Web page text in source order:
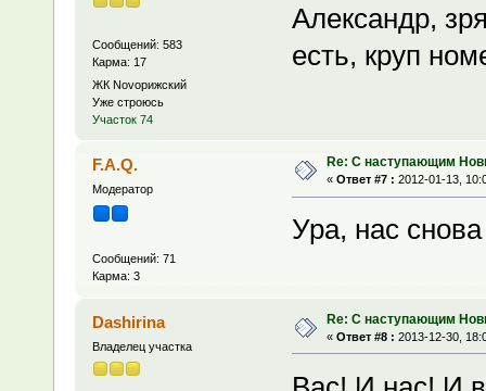
Сообщений: 583
Карма: 17
ЖК Novoрижский
Уже строюсь
Участок 74
Александр,
есть, круп
F.A.Q.
Модератор
Сообщений: 71
Карма: 3
Re: С наступающим
« Ответ #7 : 2012-01-13,
Ура, нас
Dashirina
Владелец участка
Re: С наступающим
« Ответ #8 : 2013-12-30,